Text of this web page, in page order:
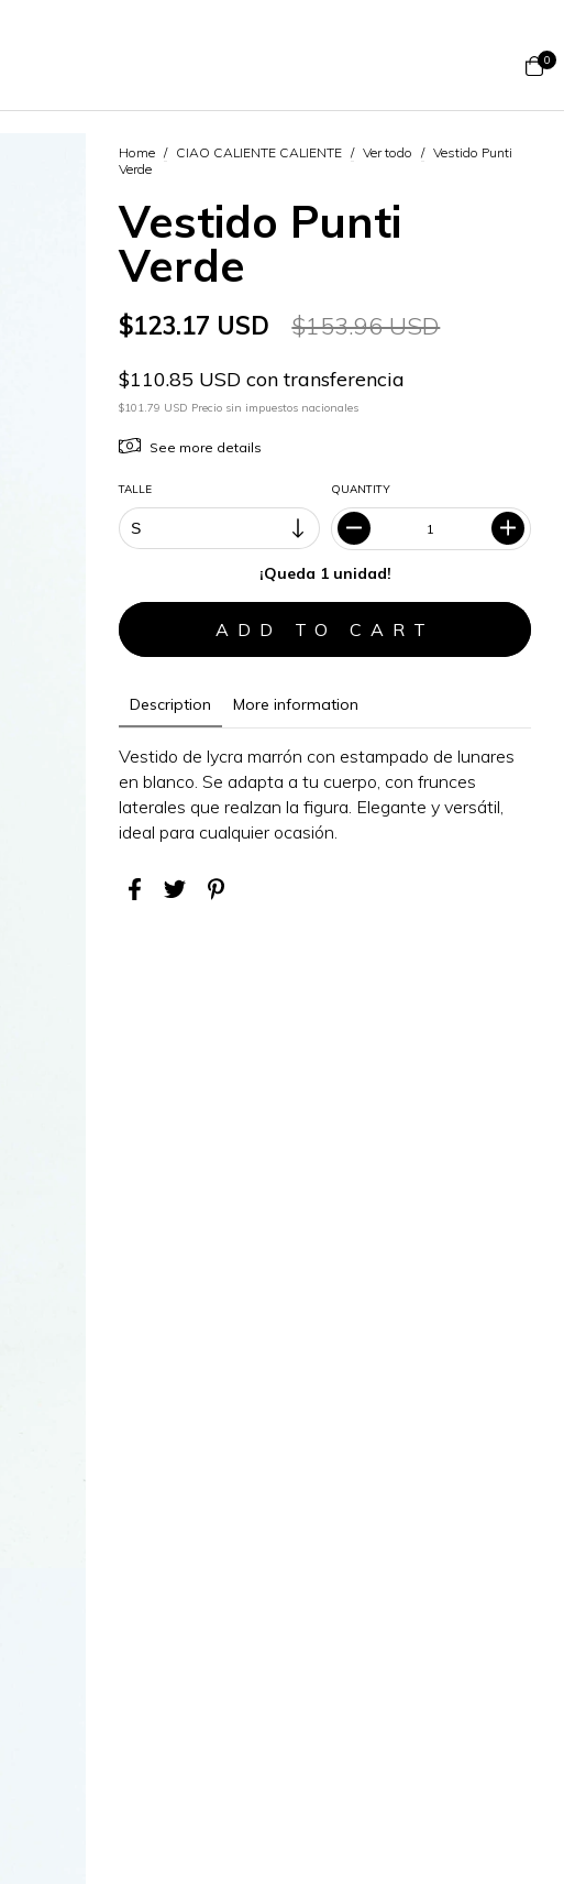
0
Home / CIAO CALIENTE CALIENTE / Ver todo / Vestido Punti
Verde
Vestido Punti
Verde
$123.17 USD $153.96 USD
$110.85 USD con transferencia
$101.79 USD Precio sin impuestos nacionales
See more details
TALLE QUANTITY
¡Queda 1 unidad!
Description More information
Vestido de lycra marrón con estampado de lunares
en blanco. Se adapta a tu cuerpo, con frunces
laterales que realzan la figura. Elegante y versátil,
ideal para cualquier ocasión